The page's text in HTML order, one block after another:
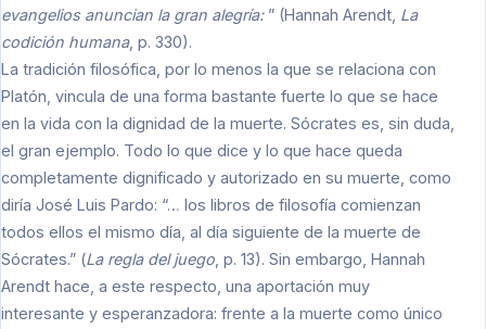
evangelios anuncian la gran alegría: ” (Hannah Arendt, La
codición humana, p. 330).
La tradición filosófica, por lo menos la que se relaciona con
Platón, vincula de una forma bastante fuerte lo que se hace
en la vida con la dignidad de la muerte. Sócrates es, sin duda,
el gran ejemplo. Todo lo que dice y lo que hace queda
completamente dignificado y autorizado en su muerte, como
diría José Luis Pardo: “… los libros de filosofía comienzan
todos ellos el mismo día, al día siguiente de la muerte de
Sócrates.” (La regla del juego , p. 13). Sin embargo, Hannah
Arendt hace, a este respecto, una aportación muy
interesante y esperanzadora: frente a la muerte como único